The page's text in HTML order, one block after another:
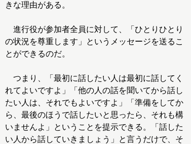
きな理由がある。
進行役が参加者全員に対して、「ひとりひとり
の状況を尊重します」というメッセージを送るこ
とができるのだ。
つまり、「最初に話したい人は最初に話してく
れてよいですよ」「他の人の話を聞いてから話し
たい人は、それでもよいですよ」「準備をしてか
ら、最後のほうで話したいと思ったら、それも構
いませんよ」ということを提示できる。「話した
い人から話していきましょう」と言うだけで、そ